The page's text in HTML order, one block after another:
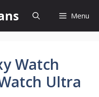
Menu
Watch
Ultra